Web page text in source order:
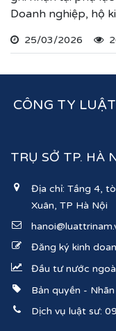
Doanh nghiệp, hộ
ghi nhận lĩnh vực
25/03/2026
CÔNG TY
TRỤ SỞ TP. HÀ
Địa chỉ: Tầng 4,
Xuân, TP Hà Nội
Đăng ký kinh
Đầu tư nước
Bản quyền - Nhãn
Dịch vụ luật sư: